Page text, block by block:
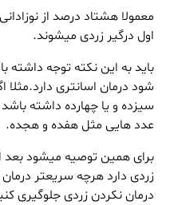
معمولا هشتاد درصد از
اول درگیر زردی میشوند.
باید به این نکته توجه داشته
شود درمان اسانتری دارد.مثلا
سیزده و یا چهارده داشته
عدد هایی مثل هفده و هجده.
برای همین توصیه میشود بعد
زردی دارد هرچه سریعتر
درمان نکردن زردی جلوگیری